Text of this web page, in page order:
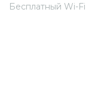
Бесплатный Wi-Fi